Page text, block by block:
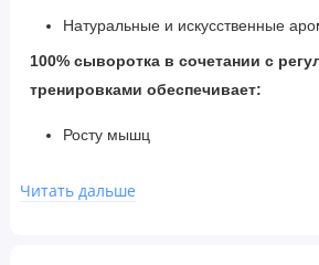
Натуральные и искусственные
100% сыворотка в сочетании с
тренировками обеспечивает:
Росту мышц
Синтезу белка
Читать дальше